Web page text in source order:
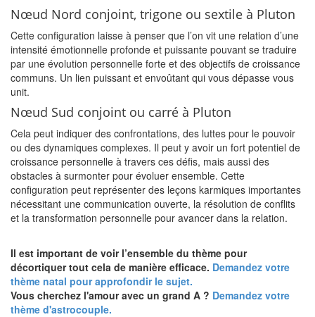
Nœud Nord conjoint, trigone ou sextile à Pluton
Cette configuration laisse à penser que l’on vit une relation d’une
intensité émotionnelle profonde et puissante pouvant se traduire
par une évolution personnelle forte et des objectifs de croissance
communs. Un lien puissant et envoûtant qui vous dépasse vous
unit.
Nœud Sud conjoint ou carré à Pluton
Cela peut indiquer des confrontations, des luttes pour le pouvoir
ou des dynamiques complexes. Il peut y avoir un fort potentiel de
croissance personnelle à travers ces défis, mais aussi des
obstacles à surmonter pour évoluer ensemble. Cette
configuration peut représenter des leçons karmiques importantes
nécessitant une communication ouverte, la résolution de conflits
et la transformation personnelle pour avancer dans la relation.
Il est important de voir l’ensemble du thème pour
décortiquer tout cela de manière efficace. Demandez votre
thème natal pour approfondir le sujet.
Vous cherchez l'amour avec un grand A ? Demandez votre
thème d'astrocouple.